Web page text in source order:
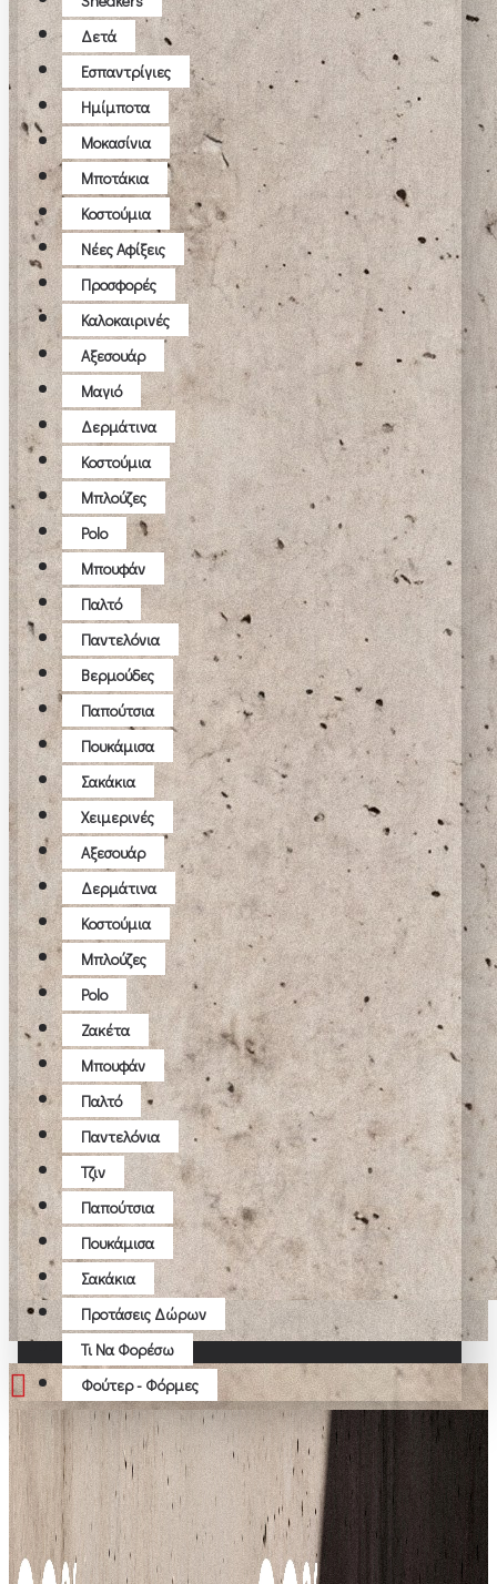
Δετά
Εσπαντρίγιες
Ημίμποτα
Μοκασίνια
Μποτάκια
Κοστούμια
Νέες Αφίξεις
Προσφορές
Καλοκαιρινές
Αξεσουάρ
Μαγιό
Δερμάτινα
Κοστούμια
Μπλούζες
Polo
Μπουφάν
Παλτό
Παντελόνια
Βερμούδες
Παπούτσια
Πουκάμισα
Σακάκια
Χειμερινές
Αξεσουάρ
Δερμάτινα
Κοστούμια
Μπλούζες
Polo
Ζακέτα
Μπουφάν
Παλτό
Παντελόνια
Τζιν
Παπούτσια
Πουκάμισα
Σακάκια
Προτάσεις Δώρων
Τι Να Φορέσω
Φούτερ - Φόρμες